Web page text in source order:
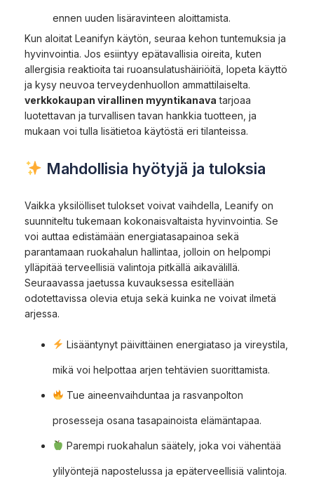
ennen uuden lisäravinteen aloittamista.
Kun aloitat Leanifyn käytön, seuraa kehon tuntemuksia ja
hyvinvointia. Jos esiintyy epätavallisia oireita, kuten
allergisia reaktioita tai ruoansulatushäiriöitä, lopeta käyttö
ja kysy neuvoa terveydenhuollon ammattilaiselta.
verkkokaupan virallinen myyntikanava tarjoaa
luotettavan ja turvallisen tavan hankkia tuotteen, ja
mukaan voi tulla lisätietoa käytöstä eri tilanteissa.
Mahdollisia hyötyjä ja tuloksia
Vaikka yksilölliset tulokset voivat vaihdella, Leanify on
suunniteltu tukemaan kokonaisvaltaista hyvinvointia. Se
voi auttaa edistämään energiatasapainoa sekä
parantamaan ruokahalun hallintaa, jolloin on helpompi
ylläpitää terveellisiä valintoja pitkällä aikavälillä.
Seuraavassa jaetussa kuvauksessa esitellään
odotettavissa olevia etuja sekä kuinka ne voivat ilmetä
arjessa.
Lisääntynyt päivittäinen energiataso ja vireystila,
mikä voi helpottaa arjen tehtävien suorittamista.
Tue aineenvaihduntaa ja rasvanpolton
prosesseja osana tasapainoista elämäntapaa.
Parempi ruokahalun säätely, joka voi vähentää
ylilyöntejä napostelussa ja epäterveellisiä valintoja.